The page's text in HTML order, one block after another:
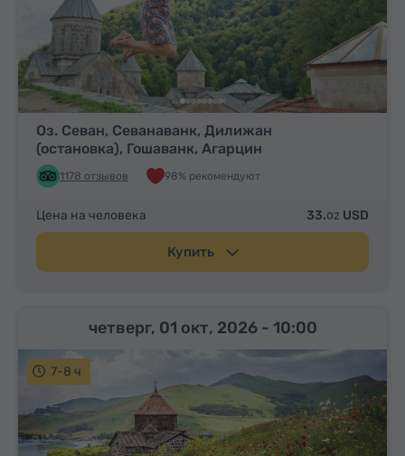
Оз. Севан, Севанаванк, Дилижан
(остановка), Гошаванк, Агарцин
1178 отзывов 98% рекомендуют
Цена на человека 33.02 USD
Купить
7-8 ч
четверг, 01 окт, 2026 - 10:00